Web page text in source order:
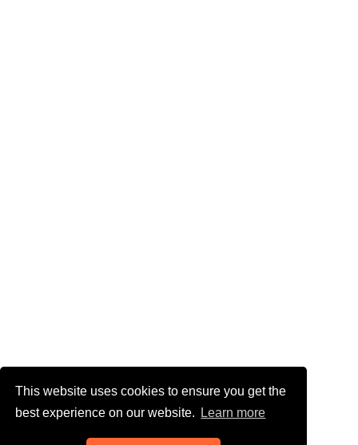
This website uses cookies to ensure you get the
best experience on our website.
Learn more